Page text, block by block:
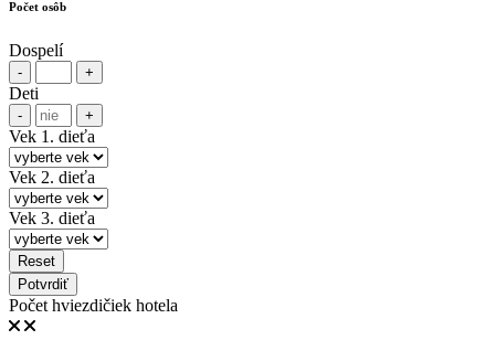
Počet osôb
Dospelí
- +
Deti
- +
Vek 1. dieťa
Vek 2. dieťa
Vek 3. dieťa
Reset
Potvrdiť
Počet hviezdičiek hotela